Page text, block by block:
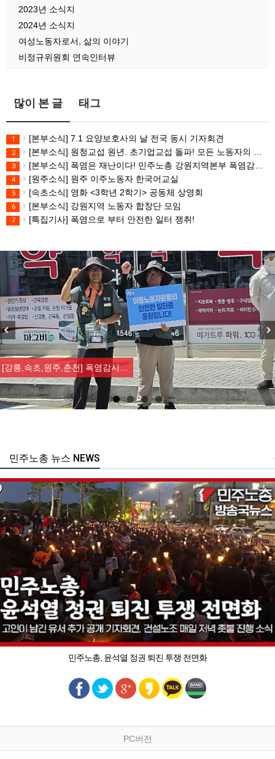
2023년 소식지
2024년 소식지
여성노동자로서, 삶의 이야기
비정규위원회 연속인터뷰
많이 본 글 태그
1 [본부소식] 7.1 요양보호사의 날 전국 동시 기자회견
2 [본부소식] 원청교섭 원년. 초기업교섭 돌파! 모든 노동자의 노동기본권 쟁취! 민주노총 7.15 총파업대회
3 [본부소식] 폭염은 재난이다! 민주노총 강원지역본부 폭염감시단 선포 기자회견
4 [원주소식] 원주 이주노동자 한국어교실
5 [속초소식] 영화 <3학년 2학기> 공동체 상영회
6 [본부소식] 강원지역 노동자 합창단 모임
7 [특집기사] 폭염으로 부터 안전한 일터 쟁취!
[강릉,속초,원주,춘천] 폭염감시…
주노총 뉴스 NEWS
민주노총, 윤석열 정권 퇴진 투쟁 전면화
PC버전